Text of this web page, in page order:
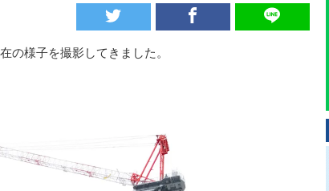
の様子を撮影してきました。